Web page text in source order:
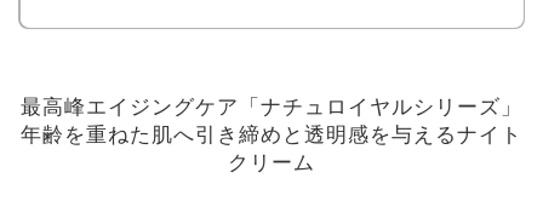
最高峰エイジングケア「ナチュロイヤルシリーズ」
年齢を重ねた肌へ引き締めと透明感を与えるナイト
クリーム